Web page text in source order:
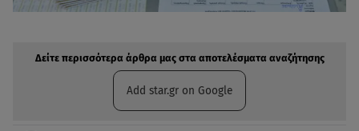
Δείτε περισσότερα άρθρα μας στα αποτελέσματα αναζήτησης
Add star.gr on Google